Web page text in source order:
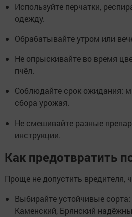
Используйте перчатки,
одежду.
Обрабатывайте утром или
Не опрыскивайте во время
пчёл.
Соблюдайте срок ожидания:
сбора урожая.
Не смешивайте разные
инструкции.
Как предотвратить
Проще не допустить вредителя,
Выбирайте устойчивые сорта:
Каменский, Брянский